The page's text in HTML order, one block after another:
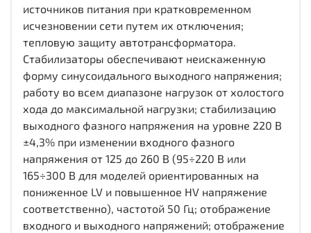
источников питания при кратковременном
исчезновении сети путем их отключения;
тепловую защиту автотрансформатора.
Стабилизаторы обеспечивают неискаженную
форму синусоидального выходного напряжения;
работу во всем диапазоне нагрузок от холостого
хода до максимальной нагрузки; стабилизацию
выходного фазного напряжения на уровне 220 В
±4,3% при изменении входного фазного
напряжения от 125 до 260 В (95÷220 В или
165÷300 В для моделей ориентированных на
пониженное LV и повышенное HV напряжение
соответственно), частотой 50 Гц; отображение
входного и выходного напряжений; отображение